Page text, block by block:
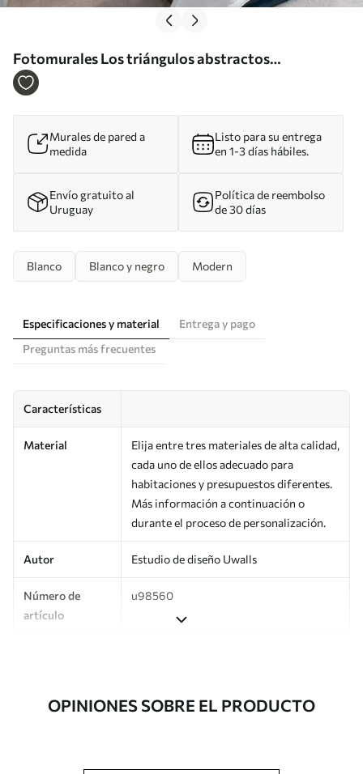
Fotomurales Los triángulos abstractos
minimalistas son tendencia Nr. u98560
Murales de pared a
medida
Listo para su entrega
en 1-3 días hábiles.
Envío gratuito al
Uruguay
Política de reembolso
de 30 días
Blanco Blanco y negro Modern
Especificaciones y material
Entrega y pago
Preguntas más frecuentes
Características
Material
Elija entre tres materiales de alta calidad,
cada uno de ellos adecuado para
habitaciones y presupuestos diferentes.
Más información a continuación o
durante el proceso de personalización.
Autor Estudio de diseño Uwalls
Número de
artículo
u98560
Adicionalmente
Disponible con recubrimiento de barniz
OPINIONES SOBRE EL PRODUCTO